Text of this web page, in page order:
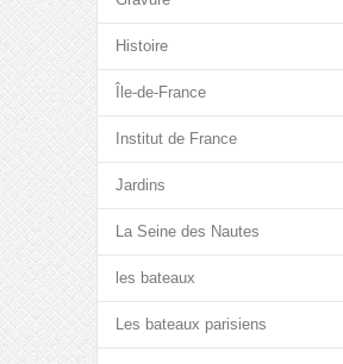
Histoire
Île-de-France
Institut de France
Jardins
La Seine des Nautes
les bateaux
Les bateaux parisiens